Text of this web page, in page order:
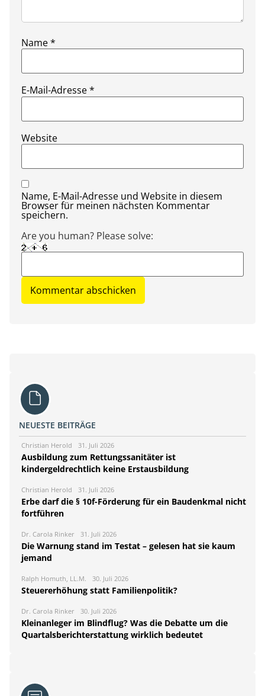
Name*
E-Mail-Adresse*
Website
Name, E-Mail-Adresse und Website in diesem
Browser für meinen nächsten Kommentar
speichern.
Are you human? Please solve:
NEUESTE BEITRÄGE
Christian Herold 31. Juli 2026
Ausbildung zum Rettungssanitäter ist
kindergeldrechtlich keine Erstausbildung
Christian Herold 31. Juli 2026
Erbe darf die § 10f-Förderung für ein Baudenkmal nicht
fortführen
Dr. Carola Rinker 31. Juli 2026
Die Warnung stand im Testat – gelesen hat sie kaum
jemand
Ralph Homuth, LL.M. 30. Juli 2026
Steuererhöhung statt Familienpolitik?
Dr. Carola Rinker 30. Juli 2026
Kleinanleger im Blindflug? Was die Debatte um die
Quartalsberichterstattung wirklich bedeutet